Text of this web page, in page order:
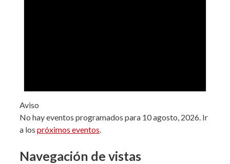
Aviso
No hay eventos programados para 10 agosto, 2026. Ir
a los próximos eventos.
Navegación de vistas